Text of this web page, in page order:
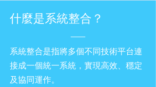
什麼是系統整合？
系統整合是指將多個不同技術平台連
接成一個統一系統，實現高效、穩定
及協同運作。